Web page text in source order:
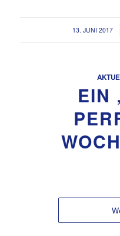
13. JUNI 2017
/
EIN